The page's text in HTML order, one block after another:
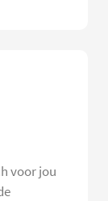
voor jou